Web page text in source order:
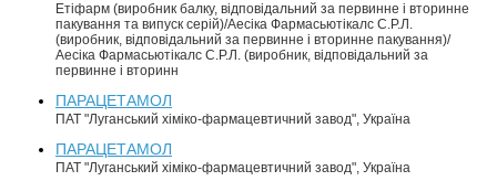
Етіфарм (виробник балку, відповідальний за первинне і вторинне
пакування та випуск серій)/Аесіка Фармасьютікалс С.Р.Л.
(виробник, відповідальний за первинне і вторинне пакування)/
Аесіка Фармасьютікалс С.Р.Л. (виробник, відповідальний за
первинне і вторинн
ПАРАЦЕТАМОЛ
ПАТ "Луганський хіміко-фармацевтичний завод", Україна
ПАРАЦЕТАМОЛ
ПАТ "Луганський хіміко-фармацевтичний завод", Україна